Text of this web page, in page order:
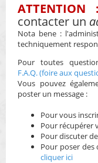
ATTENTION :
contacter un
Nota bene :
techniquement
Pour toutes
F.A.Q. (foire aux
Vous pouvez
poster un message :
Pour vous
Pour récupérer
Pour discuter
Pour poser
cliquer ici